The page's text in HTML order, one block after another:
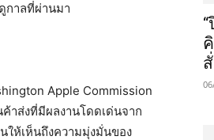
กาลที่ผ่านมา
Apple Commission
าส่งที่มีผลงานโดดเด่นจาก
ให้เห็นถึงความมุ่งมั่นของ